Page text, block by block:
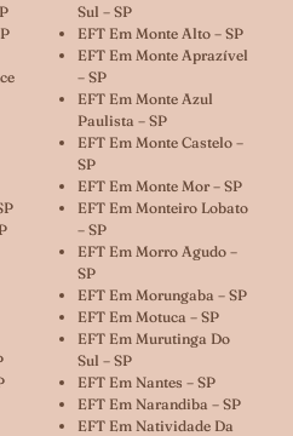
Sul – SP
EFT Em Monte Alto – SP
EFT Em Monte Aprazível
– SP
EFT Em Monte Azul
Paulista – SP
EFT Em Monte Castelo –
SP
EFT Em Monte Mor – SP
EFT Em Monteiro Lobato
– SP
EFT Em Morro Agudo –
SP
EFT Em Morungaba – SP
EFT Em Motuca – SP
EFT Em Murutinga Do
Sul – SP
EFT Em Nantes – SP
EFT Em Narandiba – SP
EFT Em Natividade Da